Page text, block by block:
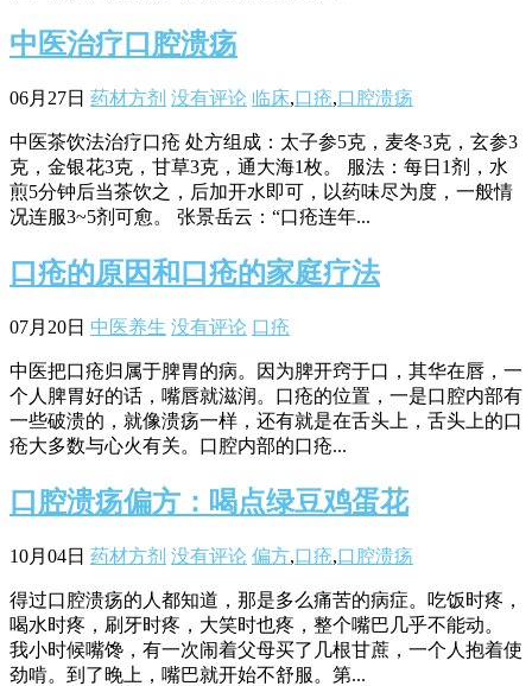
中医治疗口腔溃疡
06月27日 药材方剂 没有评论 临床,口疮,口腔溃疡
中医茶饮法治疗口疮 处方组成：太子参5克，麦冬3克，玄参3
克，金银花3克，甘草3克，通大海1枚。 服法：每日1剂，水
煎5分钟后当茶饮之，后加开水即可，以药味尽为度，一般情
况连服3~5剂可愈。 张景岳云：“口疮连年...
口疮的原因和口疮的家庭疗法
07月20日 中医养生 没有评论 口疮
中医把口疮归属于脾胃的病。因为脾开窍于口，其华在唇，一
个人脾胃好的话，嘴唇就滋润。口疮的位置，一是口腔内部有
一些破溃的，就像溃疡一样，还有就是在舌头上，舌头上的口
疮大多数与心火有关。口腔内部的口疮...
口腔溃疡偏方：喝点绿豆鸡蛋花
10月04日 药材方剂 没有评论 偏方,口疮,口腔溃疡
得过口腔溃疡的人都知道，那是多么痛苦的病症。吃饭时疼，
喝水时疼，刷牙时疼，大笑时也疼，整个嘴巴几乎不能动。
我小时候嘴馋，有一次闹着父母买了几根甘蔗，一个人抱着使
劲啃。到了晚上，嘴巴就开始不舒服。第...